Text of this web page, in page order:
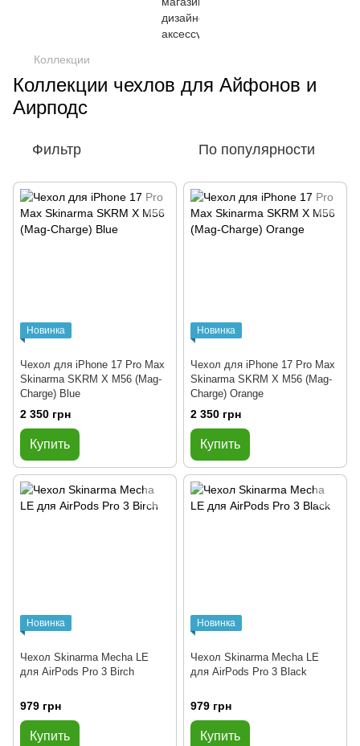
Коллекции
Коллекции чехлов для Айфонов и
Аирподс
Фильтр По популярности
Новинка
Чехол для iPhone 17 Pro Max
Skinarma SKRM X M56 (Mag-
Charge) Blue
2 350 грн
Купить
Новинка
Чехол для iPhone 17 Pro Max
Skinarma SKRM X M56 (Mag-
Charge) Orange
2 350 грн
Купить
Новинка
Чехол Skinarma Mecha LE
для AirPods Pro 3 Birch
979 грн
Купить
Новинка
Чехол Skinarma Mecha LE
для AirPods Pro 3 Black
979 грн
Купить